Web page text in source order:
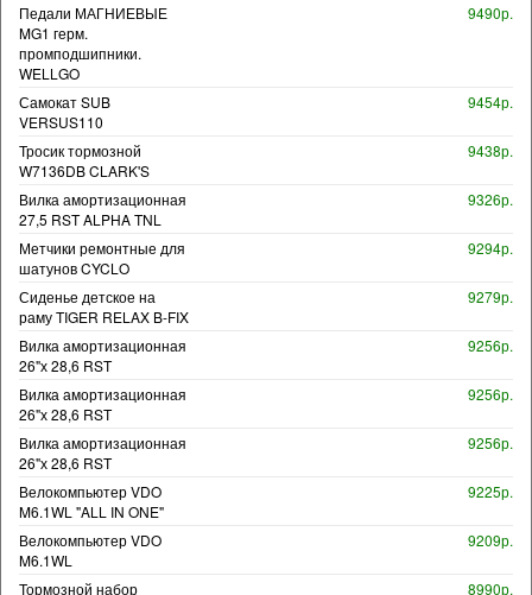
Педали МАГНИЕВЫЕ
MG1 герм.
промподшипники.
WELLGO
9490р.
Самокат SUB
VERSUS110
9454р.
Тросик тормозной
W7136DB CLARK'S
9438р.
Вилка амортизационная
27,5 RST ALPHA TNL
9326р.
Метчики ремонтные для
шатунов CYCLO
9294р.
Сиденье детское на
раму TIGER RELAX B-FIX
9279р.
Вилка амортизационная
26"х 28,6 RST
9256р.
Вилка амортизационная
26"х 28,6 RST
9256р.
Вилка амортизационная
26"х 28,6 RST
9256р.
Велокомпьютер VDO
M6.1WL "ALL IN ONE"
9225р.
Велокомпьютер VDO
M6.1WL
9209р.
Тормозной набор
8990р.